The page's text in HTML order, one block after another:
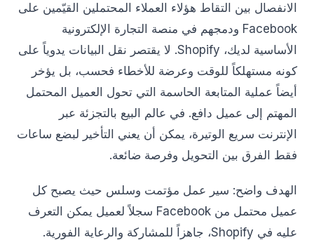
الانفصال بين التقاط هؤلاء العملاء المحتملين القيّمين على
Facebook ودمجهم في منصة التجارة الإلكترونية
الأساسية لديك، Shopify. لا يقتصر نقل البيانات يدوياً على
كونه مستهلكاً للوقت وعرضة للأخطاء فحسب، بل يؤخر
أيضاً عملية المتابعة الحاسمة التي تحول العميل المحتمل
المهتم إلى عميل دافع. في عالم البيع بالتجزئة عبر
الإنترنت سريع الوتيرة، يمكن أن يعني التأخير لبضع ساعات
فقط الفرق بين التحويل وفرصة ضائعة.
الهدف واضح: سير عمل مؤتمت وسلس حيث يصبح كل
عميل محتمل من Facebook سجلاً لعميل يمكن التعرف
عليه في Shopify، جاهزاً للمشاركة والرعاية الفورية.